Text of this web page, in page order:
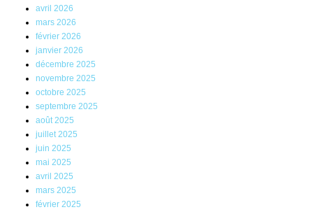
avril 2026
mars 2026
février 2026
janvier 2026
décembre 2025
novembre 2025
octobre 2025
septembre 2025
août 2025
juillet 2025
juin 2025
mai 2025
avril 2025
mars 2025
février 2025